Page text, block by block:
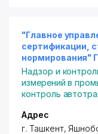
"Главное
сертификации,
нормирования"
Надзор и
измерений в
контроль
Адрес
г. Ташкент,